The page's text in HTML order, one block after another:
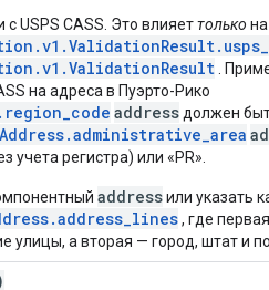
USPS CASS. Это влияеттолько
.
на адреса в Пуэрто-Рико
address должен
учета регистра) или «PR».
addressили указать
, где
улицы, а вторая — город, штат и